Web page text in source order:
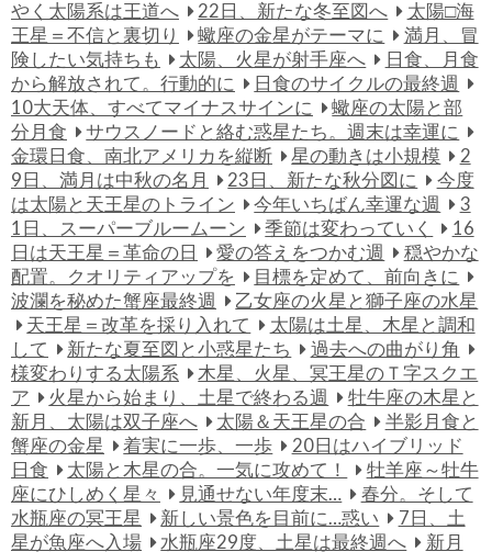
やく太陽系は王道へ
22日、新たな冬至図へ
太陽□海
王星＝不信と裏切り
蠍座の金星がテーマに
満月、冒
険したい気持ちも
太陽、火星が射手座へ
日食、月食
から解放されて。行動的に
日食のサイクルの最終週
10大天体、すべてマイナスサインに
蠍座の太陽と部
分月食
サウスノードと絡む惑星たち。週末は幸運に
金環日食、南北アメリカを縦断
星の動きは小規模
2
9日、満月は中秋の名月
23日、新たな秋分図に
今度
は太陽と天王星のトライン
今年いちばん幸運な週
3
1日、スーパーブルームーン
季節は変わっていく
16
日は天王星＝革命の日
愛の答えをつかむ週
穏やかな
配置。クオリティアップを
目標を定めて、前向きに
波瀾を秘めた蟹座最終週
乙女座の火星と獅子座の水星
天王星＝改革を採り入れて
太陽は土星、木星と調和
して
新たな夏至図と小惑星たち
過去への曲がり角
様変わりする太陽系
木星、火星、冥王星のＴ字スクエ
ア
火星から始まり、土星で終わる週
牡牛座の木星と
新月、太陽は双子座へ
太陽＆天王星の合
半影月食と
蟹座の金星
着実に一歩、一歩
20日はハイブリッド
日食
太陽と木星の合。一気に攻めて！
牡羊座～牡牛
座にひしめく星々
見通せない年度末…
春分。そして
水瓶座の冥王星
新しい景色を目前に…惑い
7日、土
星が魚座へ入場
水瓶座29度、土星は最終週へ
新月